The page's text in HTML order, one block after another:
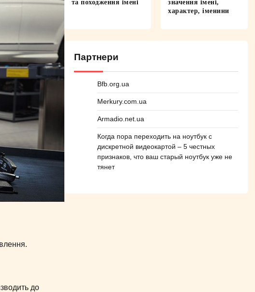
до
та походження імені
значення імені,
характер, іменини
Партнери
Bfb.org.ua
Merkury.com.ua
Armadio.net.ua
Когда пора переходить на ноутбук с
дискретной видеокартой – 5 честных
признаков, что ваш старый ноутбук уже не
тянет